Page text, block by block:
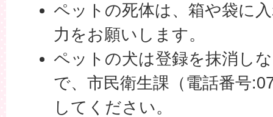
ペットの死体は、箱や袋に
力をお願いします。
ペットの犬は登録を抹消し
で、市民衛生課（電話番号
してください。